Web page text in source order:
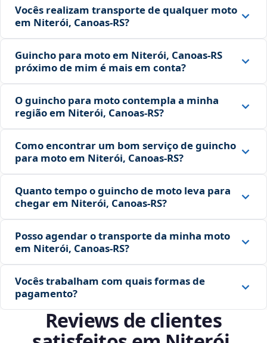
Vocês realizam transporte de qualquer moto
em Niterói, Canoas‑RS?
Guincho para moto em Niterói, Canoas‑RS
próximo de mim é mais em conta?
O guincho para moto contempla a minha
região em Niterói, Canoas‑RS?
Como encontrar um bom serviço de guincho
para moto em Niterói, Canoas‑RS?
Quanto tempo o guincho de moto leva para
chegar em Niterói, Canoas‑RS?
Posso agendar o transporte da minha moto
em Niterói, Canoas‑RS?
Vocês trabalham com quais formas de
pagamento?
Reviews de clientes